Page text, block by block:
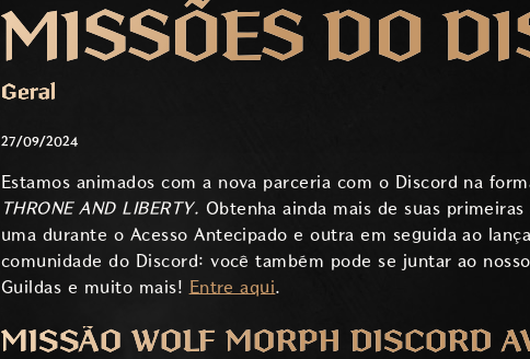
MISSÕES DO
Geral
27/09/2024
Estamos animados com a nova parceria com o Discord na
THRONE AND LIBERTY. Obtenha ainda mais de suas
uma durante o Acesso Antecipado e outra em seguida ao
comunidade do Discord: você também pode se juntar ao
Guildas e muito mais! Entre aqui.
MISSÃO WOLF MORPH DISCORD